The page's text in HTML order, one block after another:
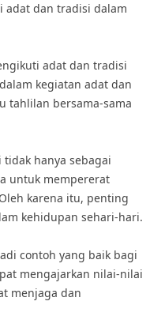
adat dan tradisi dalam
adat dan tradisi
kegiatan adat dan
tahlilan bersama-sama
hanya sebagai
untuk mempererat
karena itu, penting
kehidupan sehari-hari.
contoh yang baik bagi
mengajarkan nilai-nilai
menjaga dan